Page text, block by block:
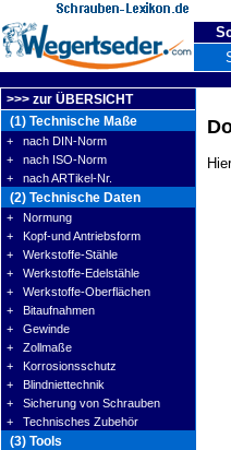
>>> zur ÜBERSICHT
(1) Technische Maße
+ nach DIN-Norm
+ nach ISO-Norm
+ nach ARTikel-Nr.
(2) Technische Daten
+ Normung
+ Kopf-und Antriebsform
+ Werkstoffe-Stähle
+ Werkstoffe-Edelstähle
+ Werkstoffe-Oberflächen
+ Bitaufnahmen
+ Gewinde
+ Zollmaße
+ Korrosionsschutz
+ Blindniettechnik
+ Sicherung von Schrauben
+ Technisches Zubehör
(3) Tools